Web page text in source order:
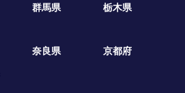
群馬県 栃木県
奈良県
京都府